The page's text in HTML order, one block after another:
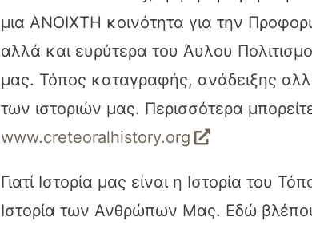
μια ΑΝΟΙΧΤΗ κοινότητα για την
αλλά και ευρύτερα του Άυλου
μας. Τόπος καταγραφής, ανάδειξης
των ιστοριών μας. Περισσότερα
www.creteoralhistory.org
Γιατί Ιστορία μας είναι η Ιστορία του
Ιστορία των Ανθρώπων Μας. Εδώ